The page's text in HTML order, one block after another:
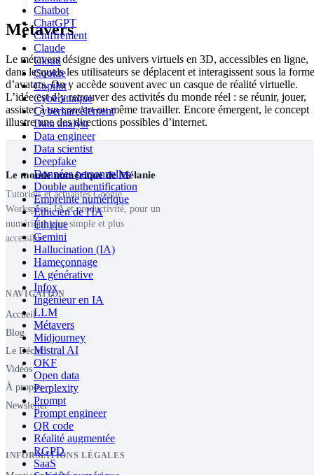
Chatbot
ChatGPT
Chiffrement
Claude
Cloud
Cookie
Copilot
Cyberattaque
Cyberharcèlement
Data analyst
Data engineer
Data scientist
Deepfake
Données personnelles
Double authentification
Empreinte numérique
Éthicien de l'IA
Éthique
Gemini
Hallucination (IA)
Hameçonnage
IA générative
Infox
Ingénieur en IA
LLM
Métavers
Midjourney
Mistral AI
OKF
Open data
Perplexity
Prompt
Prompt engineer
QR code
Réalité augmentée
RGPD
SaaS
Métavers
Le métavers désigne des univers virtuels en 3D, accessibles en ligne,
dans lesquels les utilisateurs se déplacent et interagissent sous la forme
d’avatars. On y accède souvent avec un casque de réalité virtuelle.
L’idée est d’y retrouver des activités du monde réel : se réunir, jouer,
assister à un concert ou même travailler. Encore émergent, le concept
illustre une des directions possibles d’internet.
Le monde numérique de Mélanie
Tutoriels et actualités Google
Workspace, IA et productivité, pour un
numérique plus simple et plus
accessible.
NAVIGATION
Accueil
Blog
Le Déclic
Vidéos
À propos
Newsletter
INFORMATIONS LÉGALES